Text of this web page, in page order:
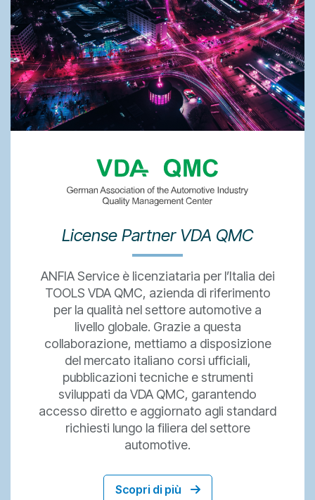
License Partner VDA QMC
ANFIA Service è licenziataria per l’Italia dei
TOOLS VDA QMC, azienda di riferimento
per la qualità nel settore automotive a
livello globale. Grazie a questa
collaborazione, mettiamo a disposizione
del mercato italiano corsi ufficiali,
pubblicazioni tecniche e strumenti
sviluppati da VDA QMC, garantendo
accesso diretto e aggiornato agli standard
richiesti lungo la filiera del settore
automotive.
Scopri di più